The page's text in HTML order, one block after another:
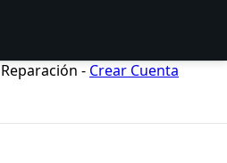
- Crear Cuenta